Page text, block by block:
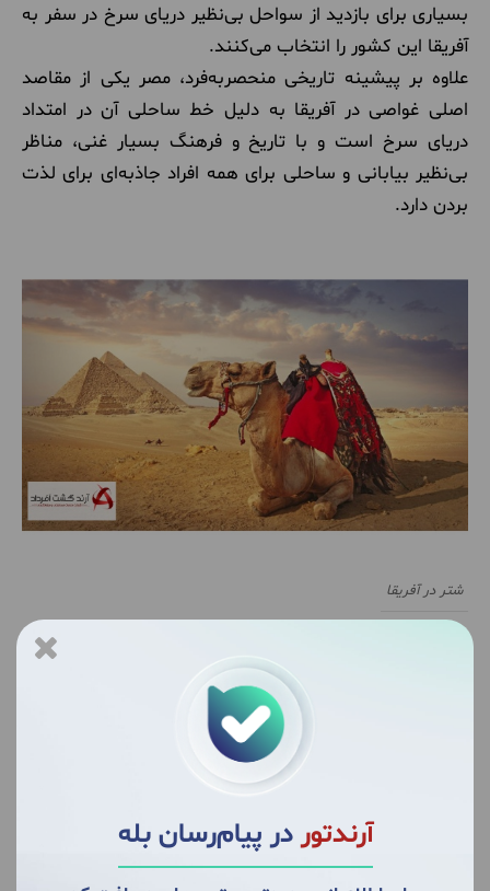
آرندتوردر پیام‌رسان بله
بسیاری برای بازدید از سواحل بی‌نظیر دریای سرخ در سفر به
آفریقا این کشور را انتخاب می‌کنند.
علاوه بر پیشینه تاریخی منحصربه‌فرد، مصر یکی از مقاصد
اصلی غواصی در آفریقا به دلیل خط ساحلی آن در امتداد
دریای سرخ است و با تاریخ و فرهنگ بسیار غنی، مناظر
بی‌نظیر بیابانی و ساحلی برای همه افراد جاذبه‌ای برای لذت
بردن دارد.
شتر در آفریقا
تانزانیا همیشه در بسیاری از لیست‌های مرتبط با گردشگری
برای سفر به آفریقا رتبه اول را به خود اختصاص می‌دهد.
ساحلی و غواصی در جهان هستند. پارک ملی سرنگتی نیز
اغلب بهترین مقصد سافاری در آفریقا در نظر گرفته می‌شود